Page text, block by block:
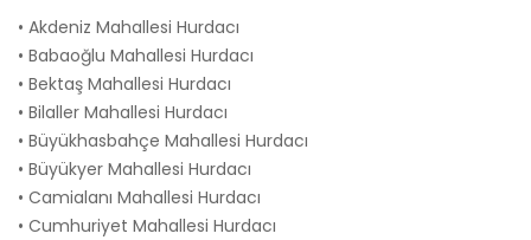
• Akdeniz Mahallesi Hurdacı
• Babaoğlu Mahallesi Hurdacı
• Bektaş Mahallesi Hurdacı
• Bilaller Mahallesi Hurdacı
• Büyükhasbahçe Mahallesi Hurdacı
• Büyükyer Mahallesi Hurdacı
• Camialanı Mahallesi Hurdacı
• Cumhuriyet Mahallesi Hurdacı